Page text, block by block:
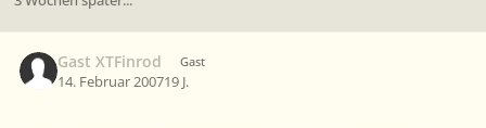
Gast XTFinrod Gast
14. Februar 200719 J.